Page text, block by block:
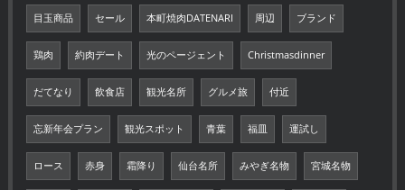
目玉商品 セール 本町焼肉DATENARI 周辺 ブランド
鶏肉 約肉デート 光のページェント Christmasdinner
だてなり 飲食店 観光名所 グルメ旅 付近
忘新年会プラン 観光スポット 青葉 福皿 運試し
ロース 赤身 霜降り 仙台名所 みやぎ名物 宮城名物